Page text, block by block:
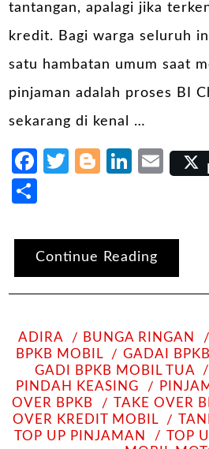
tantangan, apalagi jika
kredit. Bagi warga seluruh
satu hambatan umum saat
pinjaman adalah proses BI
sekarang di kenal …
Facebook
Twitter
Blogger
Continue Reading
ADIRA BUNGA RINGAN
BPKB MOBIL
GADAI
GADI BPKB MOBIL TUA
PINDAH KEASING
OVER BPKB
TAKE OVER
OVER KREDIT MOBIL
TOP UP PINJAMAN
TOP